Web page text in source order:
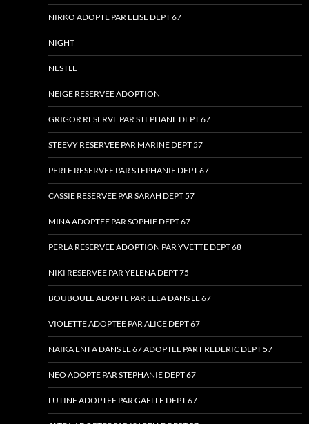
NIRKO ADOPTE PAR ELISE DEPT 67
NIGHT
NESTLE
NEIGE RESERVEE ADOPTION
GRIGOR RESERVE PAR STEPHANE DEPT 67
STEEVY RESERVEE PAR MARINE DEPT 57
PERLE RESERVEE PAR STEPHANIE DEPT 67
CASSIE RESERVEE PAR SARAH DEPT 57
MINA ADOPTEE PAR SOPHIE DEPT 67
PERLA RESERVEE ADOPTION PAR YVETTE DEPT 68
NIKI RESERVEE PAR YELENA DEPT 75
BOUBOULE ADOPTE PAR ELEA DANS LE 67
VIOLETTE ADOPTEE PAR ALICE DEPT 67
NAIKA EN FA DANS LE 67 ADOPTEE PAR FREDERIC DEPT 57
NEO ADOPTE PAR STEPHANIE DEPT 67
LUTINE ADOPTEE PAR GAELLE DEPT 67